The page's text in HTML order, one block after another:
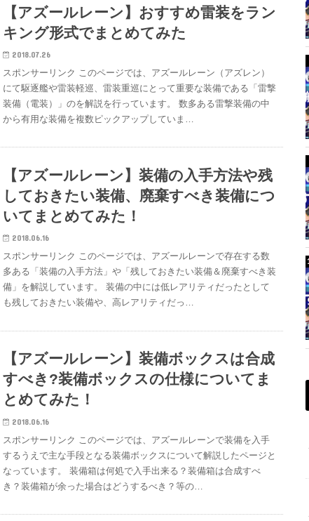
【アズールレーン】おすすめ雷装をラン
キング形式でまとめてみた
2018.07.26
スポンサーリンク このページでは、アズールレーン（アズレン）
にて駆逐艦や雷装軽巡、雷装重巡にとって重要な装備である「雷撃
装備（電装）」のを解説を行っています。 数多ある雷撃装備の中
から有用な装備を複数ピックアップしていま…
【アズールレーン】装備の入手方法や残
しておきたい装備、廃棄すべき装備につ
いてまとめてみた！
2018.06.16
スポンサーリンク このページでは、アズールレーンで存在する数
多ある「装備の入手方法」や「残しておきたい装備＆廃棄すべき装
備」を解説しています。 装備の中には低レアリティだったとして
も残しておきたい装備や、高レアリティだっ…
【アズールレーン】装備ボックスは合成
すべき?装備ボックスの仕様についてま
とめてみた！
2018.06.16
スポンサーリンク このページでは、アズールレーンで装備を入手
するうえで主な手段となる装備ボックスについて解説したページと
なっています。 装備箱は何処で入手出来る？装備箱は合成すべ
き？装備箱が余った場合はどうするべき？等の…